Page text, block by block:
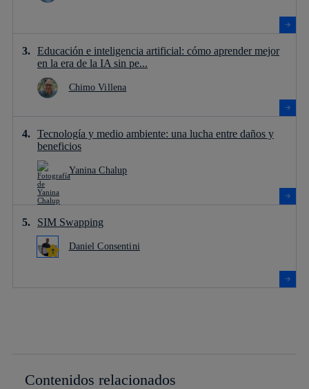
Educación e inteligencia artificial: cómo aprender mejor
en la era de la IA sin pe...
Chimo Villena
Tecnología y medio ambiente: una lucha entre daños y
beneficios
Yanina Chalup
SIM Swapping
Daniel Consentini
Contenidos relacionados